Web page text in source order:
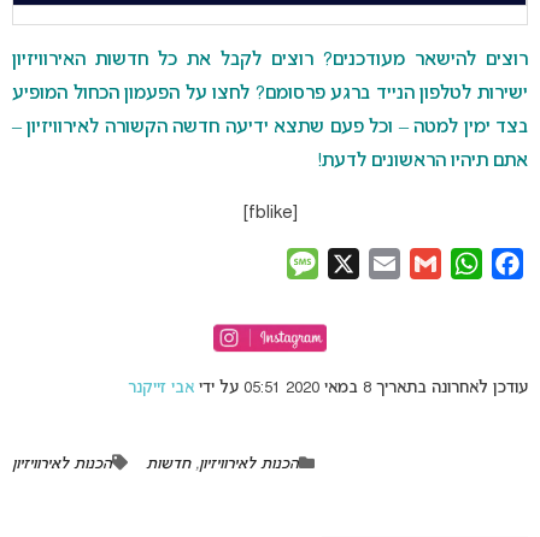
רוצים להישאר מעודכנים? רוצים לקבל את כל חדשות האירוויזיון
ישירות לטלפון הנייד ברגע פרסומם? לחצו על הפעמון הכחול המופיע
בצד ימין למטה – וכל פעם שתצא ידיעה חדשה הקשורה לאירוויזיון –
אתם תיהיו הראשונים לדעת!
Facebook
WhatsApp
Gmail
Email
עודכן לאחרונה בתאריך 8 במאי 2020 05:51 על ידי אבי זייקנר
הכנות לאירוויזיון,חדשות הכנות לאירוויזיון